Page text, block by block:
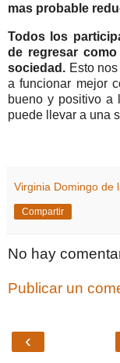
mas probable
Todos los
de regresar
sociedad. Esto
a funcionar mejor
bueno y positivo a
puede llevar a una
Virginia Domingo de
Compartir
No hay
Publicar un
‹